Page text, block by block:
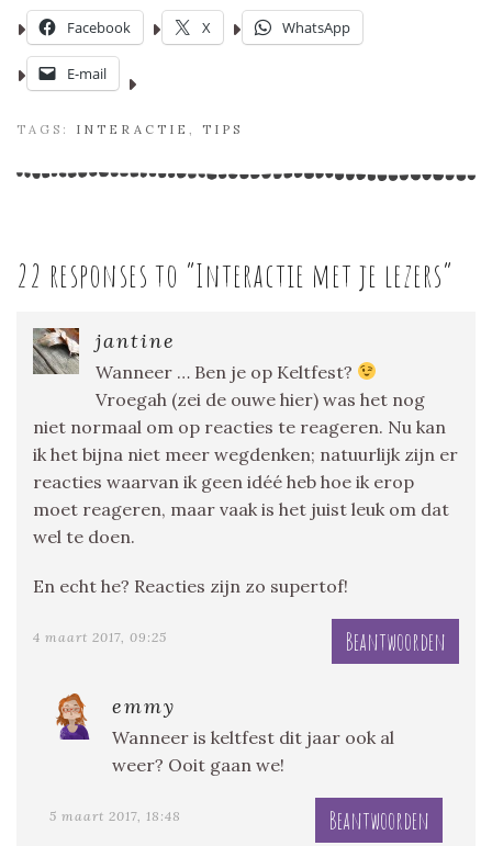
Facebook X WhatsApp
E-mail
TAGS: INTERACTIE TIPS
22 responses to “Interactie met je lezers”
jantine
Wanneer … Ben je op Keltfest?
Vroegah (zei de ouwe hier) was het nog
niet normaal om op reacties te reageren. Nu kan
ik het bijna niet meer wegdenken; natuurlijk zijn er
reacties waarvan ik geen idéé heb hoe ik erop
moet reageren, maar vaak is het juist leuk om dat
wel te doen.
En echt he? Reacties zijn zo supertof!
4 maart 2017, 09:25 Beantwoorden
emmy
Wanneer is keltfest dit jaar ook al
weer? Ooit gaan we!
5 maart 2017, 18:48 Beantwoorden